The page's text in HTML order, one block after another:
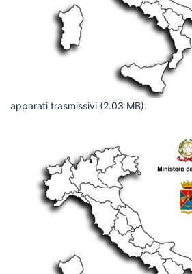
apparati trasmissivi (2.03 MB).